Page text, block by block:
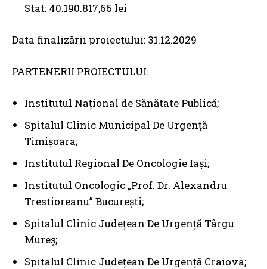
Stat: 40.190.817,66 lei
Data finalizării proiectului: 31.12.2029
PARTENERII PROIECTULUI:
Institutul Național de Sănătate Publică;
Spitalul Clinic Municipal De Urgență
Timișoara;
Institutul Regional De Oncologie Iași;
Institutul Oncologic „Prof. Dr. Alexandru
Trestioreanu” București;
Spitalul Clinic Județean De Urgență Târgu
Mureș;
Spitalul Clinic Județean De Urgență Craiova;